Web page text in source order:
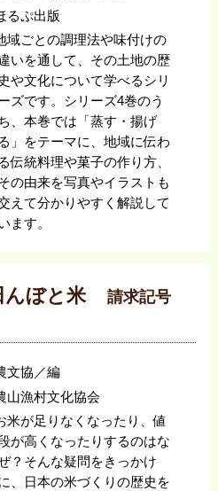
るぷ出版
域ごとの調理法や味付けの
いを通して、その土地の歴
史や文化について学べるシリ
ズです。シリーズ4巻のう
、本巻では「蒸す・揚げ
る」をテーマに、地域に伝わ
る伝統料理や菓子の作り方、
の由来を写真やイラストも
えて分かりやすく解説して
ます。
んぼと米
請求記号
文協／編
山漁村文化協会
米が足りなくなったり、値
が高くなったりするのはな
？そんな疑問をきっかけ
、日本の米づくりの歴史を